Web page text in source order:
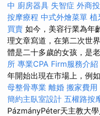
中 廚房器具 失智症 外商
按摩療程 中式外燴菜單 植
買賣 如今，美容行業為年
理文章寫道，在第二次世
體是二十多歲的女孩，是
所 專業CPA Firm服務介紹
年開始出現在市場上，例
母整骨專業 離婚 搬家費用
簡約主臥室設計 五權路按
PázmányPéter天主教大